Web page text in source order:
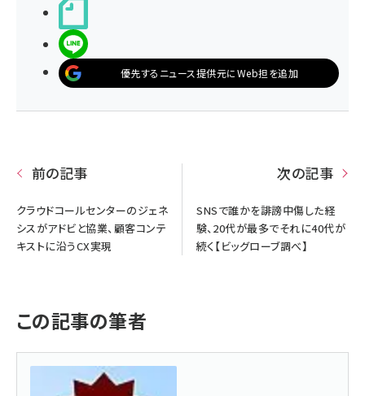
優先するニュース提供元にWeb担を追加
前の記事
クラウドコールセンターのジェネ
シスがアドビと協業、顧客コンテ
キストに沿うCX実現
次の記事
SNSで誰かを誹謗中傷した経
験、20代が最多でそれに40代が
続く【ビッグローブ調べ】
この記事の筆者